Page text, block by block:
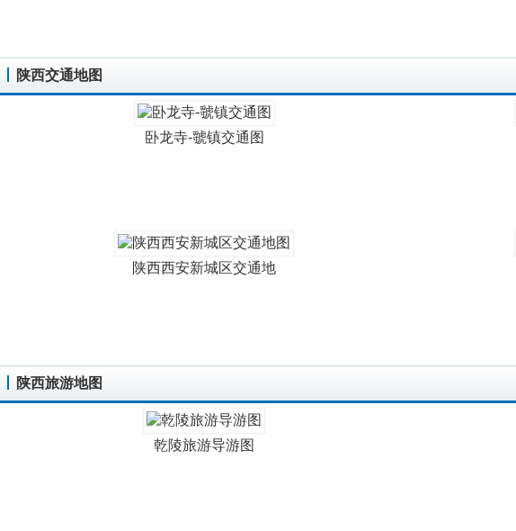
陕西交通地图
卧龙寺-虢镇交通图
陕西西安新城区交通地
陕西旅游地图
乾陵旅游导游图